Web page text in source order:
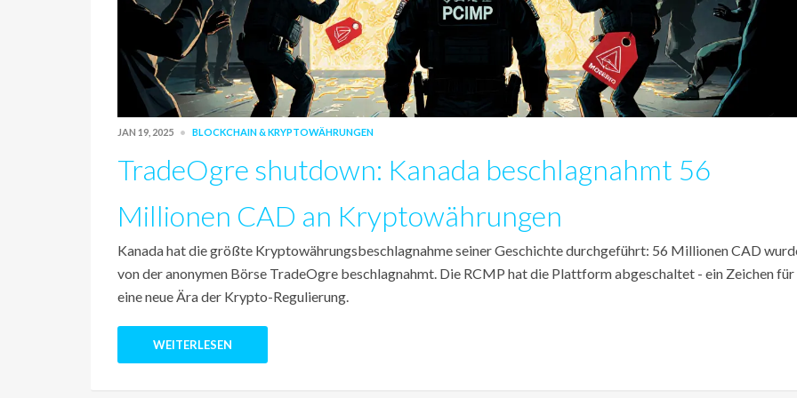
JAN 19, 2025 BLOCKCHAIN & KRYPTOWÄHRUNGEN
TradeOgre shutdown: Kanada beschlagnahmt 56
Millionen CAD an Kryptowährungen
Kanada hat die größte Kryptowährungsbeschlagnahme seiner Geschichte durchgeführt: 56 Millionen CAD
von der anonymen Börse TradeOgre beschlagnahmt. Die RCMP hat die Plattform abgeschaltet - ein Zeichen für
eine neue Ära der Krypto-Regulierung.
WEITERLESEN